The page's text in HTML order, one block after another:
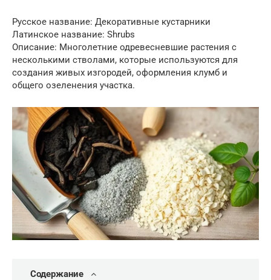
Русское название: Декоративные кустарники
Латинское название: Shrubs
Описание: Многолетние одревесневшие растения с
несколькими стволами, которые используются для
создания живых изгородей, оформления клумб и
общего озеленения участка.
Содержание